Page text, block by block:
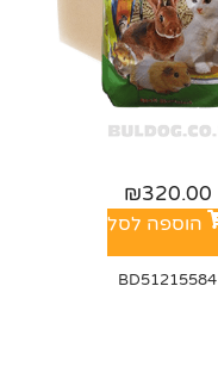
₪320.00
הוספה לסל
BD51215584